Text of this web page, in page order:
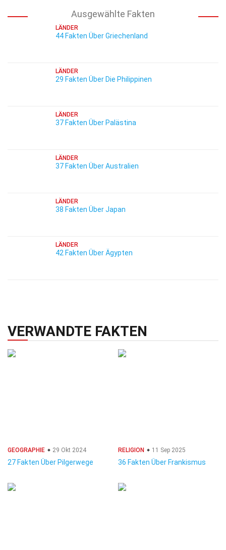
Ausgewählte Fakten
LÄNDER
44 Fakten Über Griechenland
LÄNDER
29 Fakten Über Die Philippinen
LÄNDER
37 Fakten Über Palästina
LÄNDER
37 Fakten Über Australien
LÄNDER
38 Fakten Über Japan
LÄNDER
42 Fakten Über Ägypten
VERWANDTE FAKTEN
GEOGRAPHIE 29 Okt 2024
27 Fakten Über Pilgerwege
RELIGION 11 Sep 2025
36 Fakten Über Frankismus